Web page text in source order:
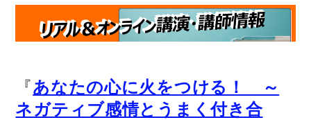
『あなたの心に火をつける！ ～
ネガティブ感情とうまく付き合